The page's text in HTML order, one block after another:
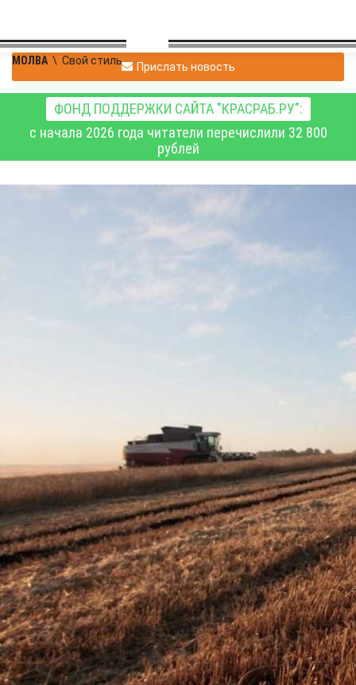
МОЛВА \ Свой стиль Прислать новость
ФОНД ПОДДЕРЖКИ САЙТА "КРАСРАБ.РУ":
с начала 2026 года читатели перечислили 32 800
рублей
1134
Соль земли
Из стихов, присланных в редакцию "КР":
Когда-то в стране у нас
Были в почёте
Пастух и свинарка,
Рабочий, шахтёр --